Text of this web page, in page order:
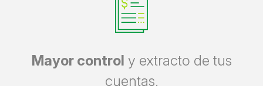
Mayor control y extracto de tus
cuentas.